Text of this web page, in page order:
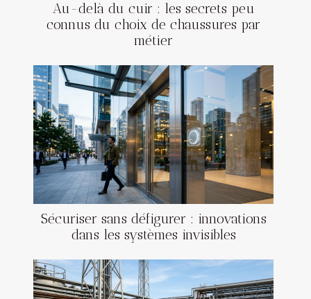
Au-delà du cuir : les secrets peu
connus du choix de chaussures par
métier
Sécuriser sans défigurer : innovations
dans les systèmes invisibles